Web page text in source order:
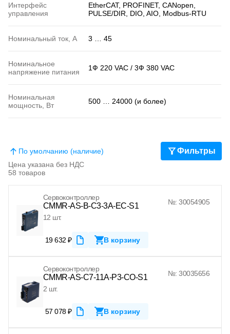
Интерфейс
управления
EtherCAT, PROFINET, CANopen,
PULSE/DIR, DIO, AIO, Modbus-RTU
Номинальный ток, А 3 … 45
Номинальное
напряжение питания
1Ф 220 VAC / 3Ф 380 VAC
Номинальная
мощность, Вт
500 … 24000 (и более)
58 товаров
Цена указана без НДС
По умолчанию (наличие) Фильтры
Сервоконтроллер
CMMR-AS-B-C3-3A-EC-S1
№: 30054905
12 шт.
19 632 ₽ В корзину
Сервоконтроллер
CMMR-AS-C7-11A-P3-CO-S1
№: 30035656
2 шт.
57 078 ₽ В корзину